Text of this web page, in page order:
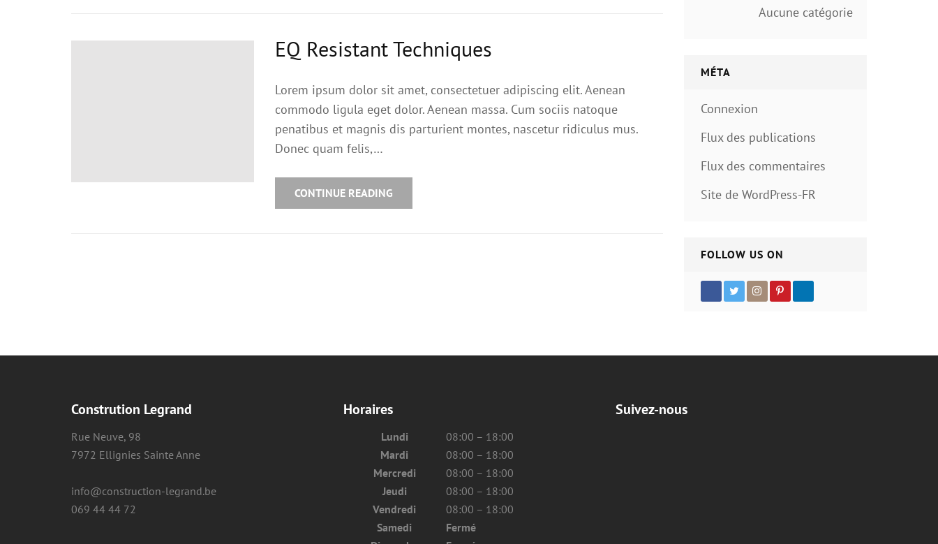
EQ Resistant Techniques
Lorem ipsum dolor sit amet, consectetuer adipiscing elit. Aenean
commodo ligula eget dolor. Aenean massa. Cum sociis natoque
penatibus et magnis dis parturient montes, nascetur ridiculus mus.
Donec quam felis,…
CONTINUE READING
Aucune catégorie
MÉTA
Connexion
Flux des publications
Flux des commentaires
Site de WordPress-FR
FOLLOW US ON
Constrution Legrand
Rue Neuve, 98
7972 Ellignies Sainte Anne
info@construction-legrand.be
069 44 44 72
Horaires
Lundi
08:00 – 18:00
Mardi
08:00 – 18:00
Mercredi
08:00 – 18:00
Jeudi
08:00 – 18:00
Vendredi
08:00 – 18:00
Samedi
Fermé
Suivez-nous